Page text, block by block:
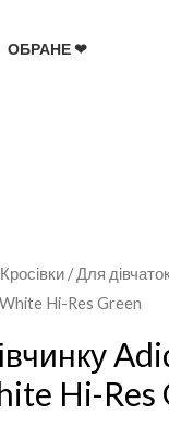
ОБРАНЕ ❤
Кросівки /Для
Hi-Res Green
Hi-Res